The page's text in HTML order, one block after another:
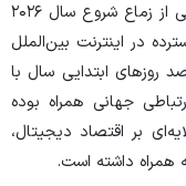
، بر اساس بررسی‌ها، کاربران ایرانی از زماع شروع سال ۲۰۲۶
گسترده در اینترنت بین‌الملل
به این معنا که بیش از ۶۰ درصد روز‌های ابتدایی سال با
جهانی همراه بوده
بر اقتصاد دیجیتال،
همراه داشته است.